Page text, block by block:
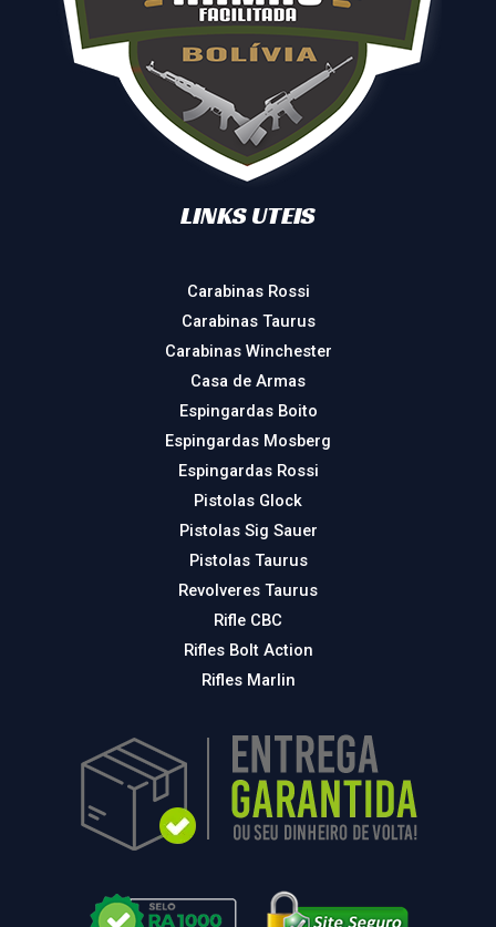
LINKS UTEIS
Carabinas Rossi
Carabinas Taurus
Carabinas Winchester
Casa de Armas
Espingardas Boito
Espingardas Mosberg
Espingardas Rossi
Pistolas Glock
Pistolas Sig Sauer
Pistolas Taurus
Revolveres Taurus
Rifle CBC
Rifles Bolt Action
Rifles Marlin